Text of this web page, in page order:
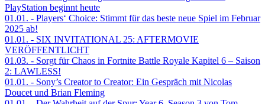
PlayStation beginnt heute
01.01. - Players‘ Choice: Stimmt für das beste neue Spiel im Februar
2025 ab!
01.01. - SIX INVITATIONAL 25: AFTERMOVIE
VERÖFFENTLICHT
01.03. - Sorgt für Chaos in Fortnite Battle Royale Kapitel 6 – Saison
2: LAWLESS!
01.01. - Sony’s Creator to Creator: Ein Gespräch mit Nicolas
Doucet und Brian Fleming